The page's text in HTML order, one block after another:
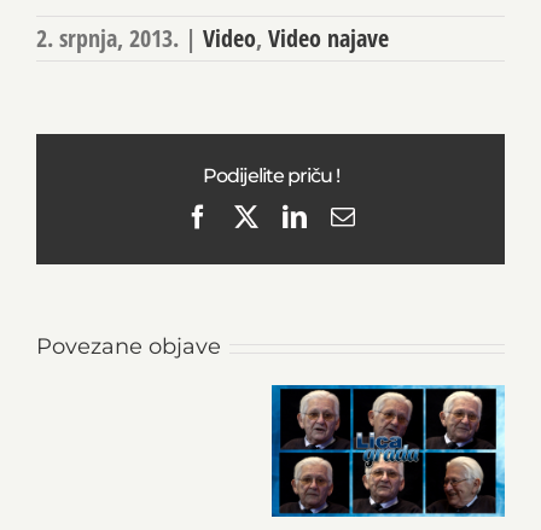
2. srpnja, 2013. | Video, Video najave
Podijelite priču !
FacebookLinkedIn
Email
Povezane objave